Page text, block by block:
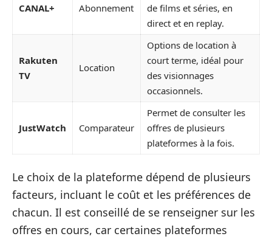
CANAL+ Abonnement
de films et séries, en
direct et en replay.
Rakuten
TV
Location
Options de location à
court terme, idéal pour
des visionnages
occasionnels.
JustWatch Comparateur
Permet de consulter les
offres de plusieurs
plateformes à la fois.
Le choix de la plateforme dépend de plusieurs
facteurs, incluant le coût et les préférences de
chacun. Il est conseillé de se renseigner sur les
offres en cours, car certaines plateformes